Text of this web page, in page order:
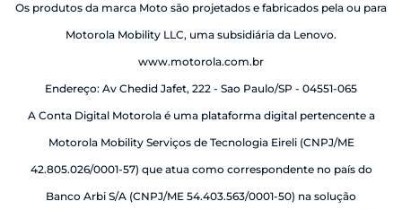
Os produtos da marca Moto são projetados e fabricados pela ou para
Motorola Mobility LLC, uma subsidiária da Lenovo.
www.motorola.com.br
Endereço: Av Chedid Jafet, 222 - Sao Paulo/SP - 04551-065
A Conta Digital Motorola é uma plataforma digital pertencente a
Motorola Mobility Serviços de Tecnologia Eireli (CNPJ/ME
42.805.026/0001-57) que atua como correspondente no país do
Banco Arbi S/A (CNPJ/ME 54.403.563/0001-50) na solução